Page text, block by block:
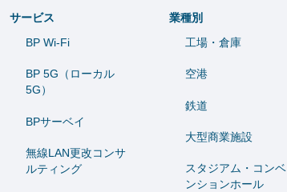
サービス
BP Wi-Fi
BP 5G（ローカル
5G）
BPサーベイ
無線LAN更改コンサ
ルティング
業種別
工場・倉庫
空港
鉄道
大型商業施設
スタジアム・コンベ
ンションホール